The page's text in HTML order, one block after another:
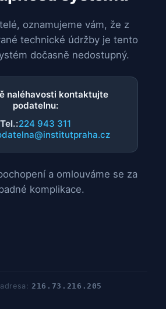
oznamujeme vám, že z
technické údržby je tento
dočasně nedostupný.
naléhavosti kontaktujte
podatelnu:
Tel.:224 943 311
a omlouváme se za
komplikace.
adresa:216.73.216.205